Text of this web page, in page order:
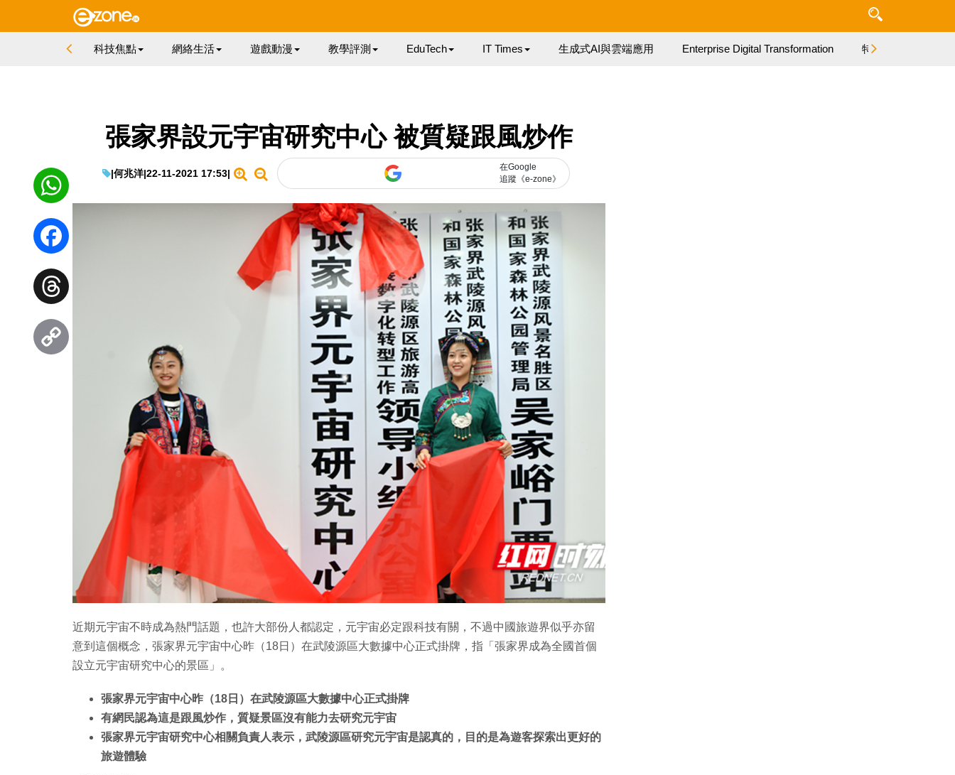
科技焦點 網絡生活 遊戲動漫 教學評測 EduTech IT Times 生成式AI與雲端應用 Enterprise Digital Transformation 特集
張家界設元宇宙研究中心 被質疑跟風炒作
|何兆洋|22-11-2021 17:53|
在Google
追蹤《e-zone》
近期元宇宙不時成為熱門話題，也許大部份人都認定，元宇宙必定跟科技有關，不過中國旅遊界似乎亦留
意到這個概念，張家界元宇宙中心昨（18日）在武陵源區大數據中心正式掛牌，指「張家界成為全國首個
設立元宇宙研究中心的景區」。
張家界元宇宙中心昨（18日）在武陵源區大數據中心正式掛牌
有網民認為這是跟風炒作，質疑景區沒有能力去研究元宇宙
張家界元宇宙研究中心相關負責人表示，武陵源區研究元宇宙是認真的，目的是為遊客探索出更好的
旅遊體驗
WhatsApp
Facebook
Threads